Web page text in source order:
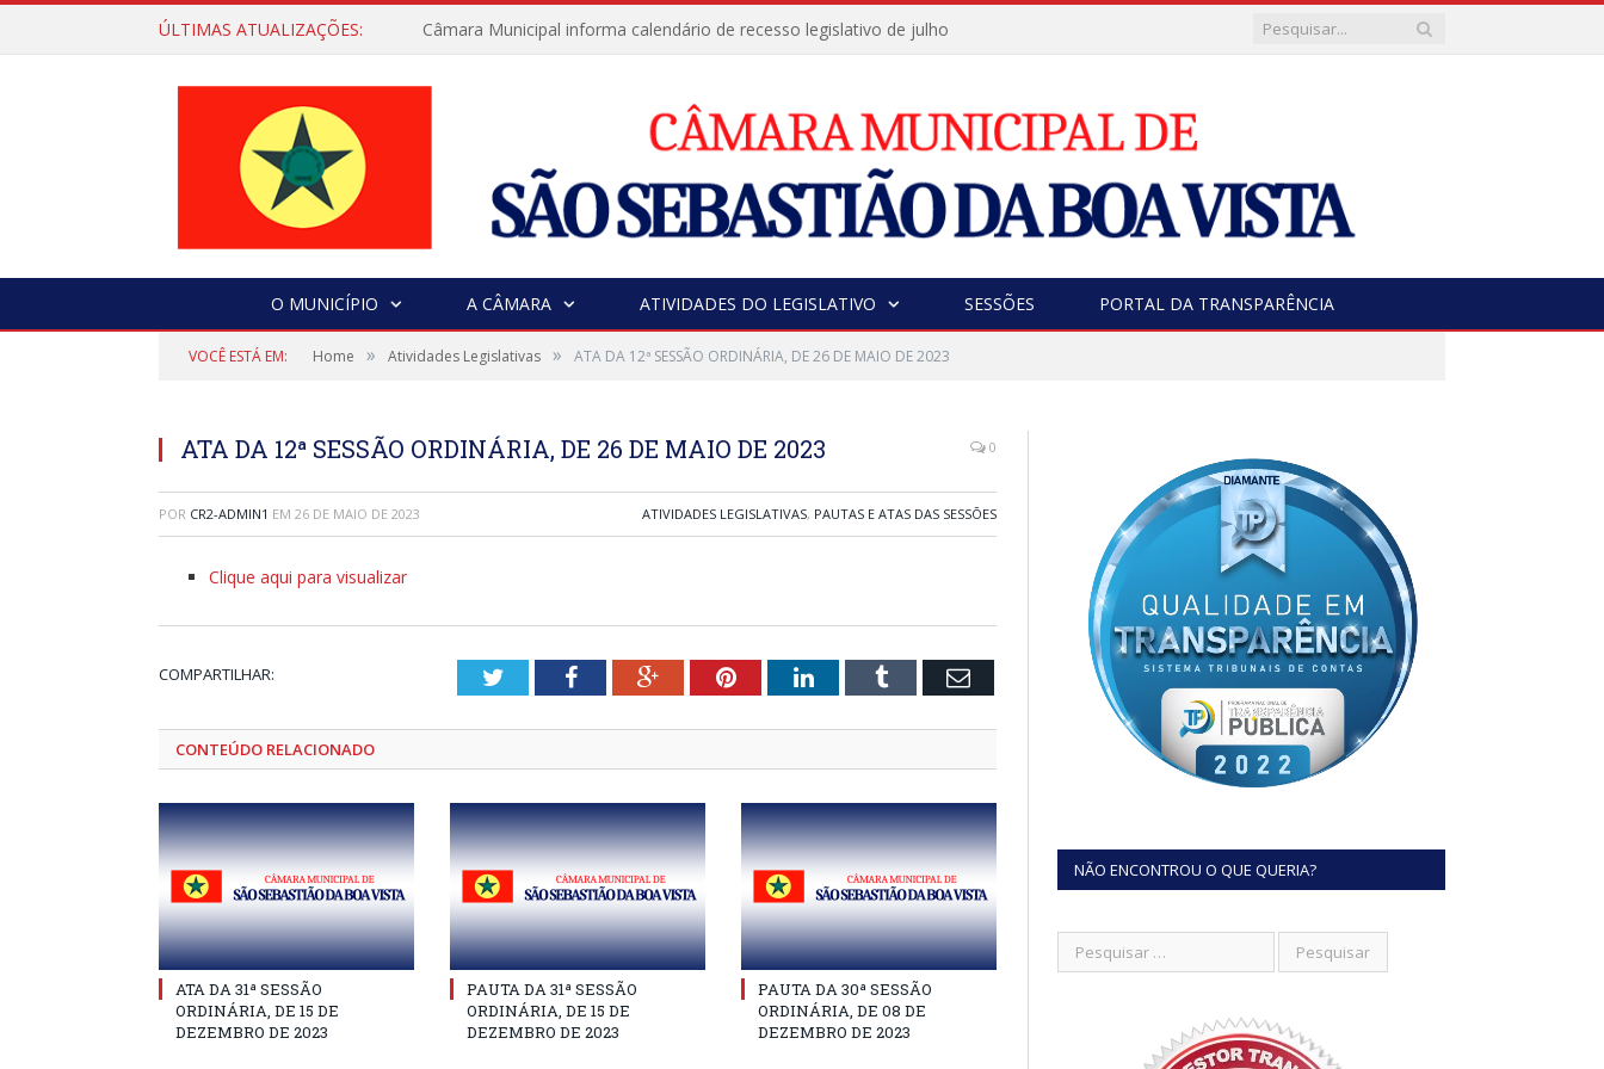
ÚLTIMAS ATUALIZAÇÕES: Câmara Municipal informa calendário de recesso legislativo de julho
O MUNICÍPIO A CÂMARA ATIVIDADES DO LEGISLATIVO SESSÕES PORTAL DA TRANSPARÊNCIA
VOCÊ ESTÁ EM: Home » Atividades Legislativas » ATA DA 12ª SESSÃO ORDINÁRIA, DE 26 DE MAIO DE 2023
ATA DA 12ª SESSÃO ORDINÁRIA, DE 26 DE MAIO DE 2023 0
POR CR2-ADMIN1 EM 26 DE MAIO DE 2023 ATIVIDADES LEGISLATIVAS, PAUTAS E ATAS DAS SESSÕES
Clique aqui para visualizar
COMPARTILHAR: TwitterFacebookGoogle+PinterestLinkedInTumblr Email
CONTEÚDO RELACIONADO
ATA DA 31ª SESSÃO
ORDINÁRIA, DE 15 DE
DEZEMBRO DE 2023
PAUTA DA 31ª SESSÃO
ORDINÁRIA, DE 15 DE
DEZEMBRO DE 2023
PAUTA DA 30ª SESSÃO
ORDINÁRIA, DE 08 DE
DEZEMBRO DE 2023
NÃO ENCONTROU O QUE QUERIA?